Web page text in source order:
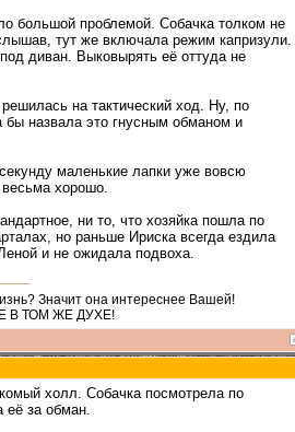
большой проблемой. Собачка толком не
тут же включала режим капризули.
диван. Выковырять её оттуда не
на тактический ход. Ну, по
бы назвала это гнусным обманом и
маленькие лапки уже вовсю
весьма хорошо.
ни то, что хозяйка пошла по
но раньше Ириска всегда ездила
и не ожидала подвоха.
Значит она интереснее Вашей!
В ТОМ ЖЕ ДУХЕ!
холл. Собачка посмотрела по
её за обман.